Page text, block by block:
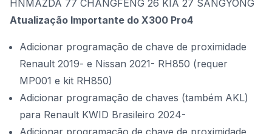
HNMAZDA 77 CHANGFENG 26 KIA 27 SANGYONG
Atualização Importante do X300 Pro4
Adicionar programação de chave de proximidade
Renault 2019- e Nissan 2021- RH850 (requer
MP001 e kit RH850)
Adicionar programação de chaves (também AKL)
para Renault KWID Brasileiro 2024-
Adicionar programação de chave de proximidade